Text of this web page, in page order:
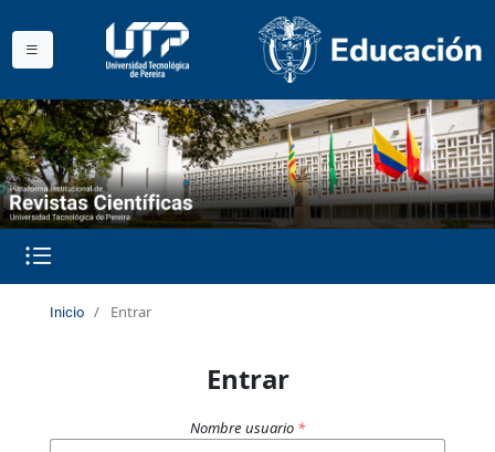
Inicio / Entrar
Entrar
Nombre usuario *